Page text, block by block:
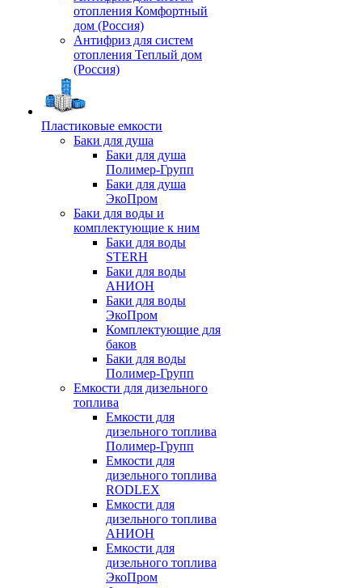
отопления Комфортный
дом (Россия)
Антифриз для систем
отопления Теплый дом
(Россия)
Пластиковые емкости
Баки для душа
Баки для душа
Полимер-Групп
Баки для душа
ЭкоПром
Баки для воды и
комплектующие к ним
Баки для воды
STERH
Баки для воды
АНИОН
Баки для воды
ЭкоПром
Комплектующие для
баков
Баки для воды
Полимер-Групп
Емкости для дизельного
топлива
Емкости для
дизельного топлива
Полимер-Групп
Емкости для
дизельного топлива
RODLEX
Емкости для
дизельного топлива
АНИОН
Емкости для
дизельного топлива
ЭкоПром